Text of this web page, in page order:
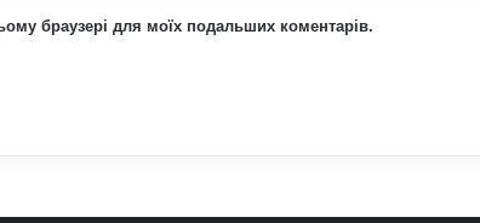
браузері для моїх подальших коментарів.